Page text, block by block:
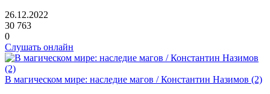
26.12.2022
30 763
0
Слушать онлайн
В магическом мире: наследие магов / Константин Назимов (2)